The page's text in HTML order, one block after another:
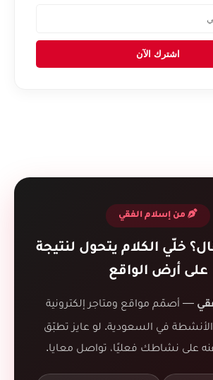
اشترك الآن
من إسلام الفقي
خلّي الكلام يتحول لنتيجة
على أرض الواقع
— أصمّم مواقع ومتاجر إلكترونية
في السعودية. لو عايز تطبّق
عنه على نشاطك فعليًا، تواصل معايا.